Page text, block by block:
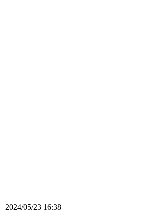
2024/05/23 16:38